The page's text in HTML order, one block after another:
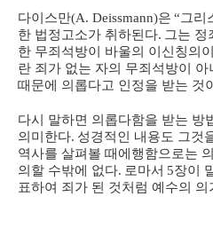
다이스만(A. Deissmann)은 “그리
한 법정고소가 취하된다. 그는 정
한 무죄석방이 바울의 이신칭의
란 죄가 없는 자의 무죄석방이 아
때문에 의롭다고 인정을 받는 것
다시 말하면 의롭다함을 받는 방
의미한다. 성경적인 내용도 그것
역사를 살펴볼 때에 행함으로는
의할 수밖에 없다. 로마서 5장이
표하여 죄가 된 것처럼 예수의